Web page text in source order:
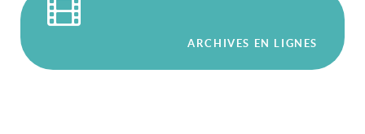
ARCHIVES EN LIGNES